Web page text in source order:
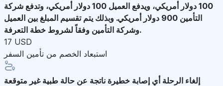
100 دولار أمريكي، ويدفع العميل 100 دولار أمريكي، وتدفع شركة
التأمين 900 دولار أمريكي. وبذلك يتم تقسيم المبلغ بين العميل
وشركة التأمين وفقاً لشروط خطة التعرفة.
17 USD
استبعاد الخصم من تأمين السفر
إلغاء الرحلة أي إصابة خطيرة ناتجة عن حالة طبية غير متوقعة